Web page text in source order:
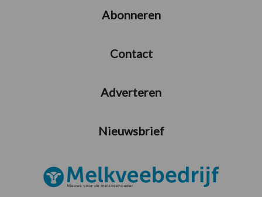
Abonneren
Contact
Adverteren
Nieuwsbrief